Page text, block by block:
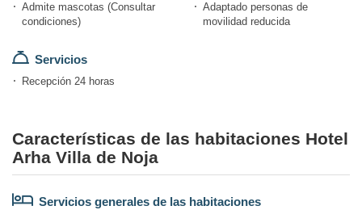
Admite mascotas (Consultar
condiciones)
Servicios
Recepción 24 horas
Adaptado personas de
movilidad reducida
Características de las habitaciones Hotel
Arha Villa de Noja
Servicios generales de las habitaciones